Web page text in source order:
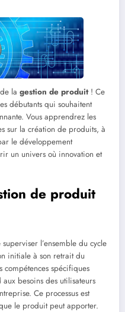
la gestion de produit! Ce
débutants qui souhaitent
Vous apprendrez les
sur la création de produits, à
le développement
un univers où innovation et
de produit
l’ensemble du cycle
initiale à son retrait du
compétences spécifiques
besoins des utilisateurs
Ce processus est
le produit peut apporter.